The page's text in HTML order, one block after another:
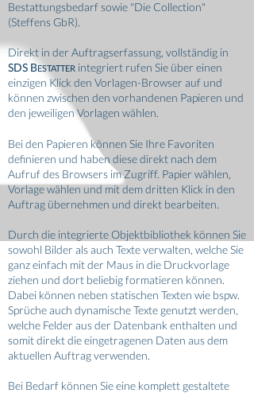
Bestattungsbedarf sowie "Die Collection"
(Steffens GbR).
Direkt in der Auftragserfassung, vollständig in
SDS BESTATTER integriert rufen Sie über einen
einzigen Klick den Vorlagen-Browser auf und
können zwischen den vorhandenen Papieren und
den jeweiligen Vorlagen wählen.
Bei den Papieren können Sie Ihre Favoriten
definieren und haben diese direkt nach dem
Aufruf des Browsers im Zugriff. Papier wählen,
Vorlage wählen und mit dem dritten Klick in den
Auftrag übernehmen und direkt bearbeiten.
Durch die integrierte Objektbibliothek können Sie
sowohl Bilder als auch Texte verwalten, welche Sie
ganz einfach mit der Maus in die Druckvorlage
ziehen und dort beliebig formatieren können.
Dabei können neben statischen Texten wie bspw.
Sprüche auch dynamische Texte genutzt werden,
welche Felder aus der Datenbank enthalten und
somit direkt die eingetragenen Daten aus dem
aktuellen Auftrag verwenden.
Bei Bedarf können Sie eine komplett gestaltete